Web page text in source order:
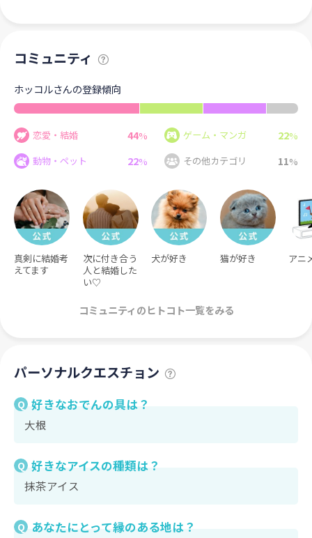
コミュニティ
ホッコルさんの登録傾向
恋愛・結婚 44% ゲーム・マンガ 22%
動物・ペット
22% その他カテゴリ 11%
真剣に結婚考
えてます
次に付き合う
人と結婚した
い♡
犬が好き 猫が好き アニ
コミュニティのヒトコト一覧をみる
パーソナルクエスチョン
Q 好きなおでんの具は？
大根
Q 好きなアイスの種類は？
抹茶アイス
Q あなたにとって縁のある地は？